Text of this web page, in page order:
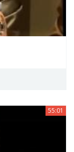
55:01